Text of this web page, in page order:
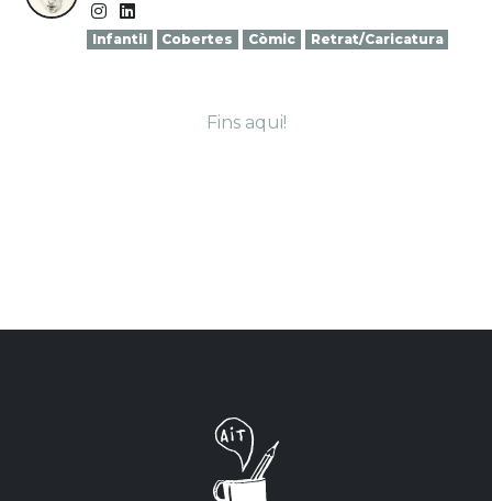
Infantil Cobertes Còmic Retrat/Caricatura
Fins aqui!